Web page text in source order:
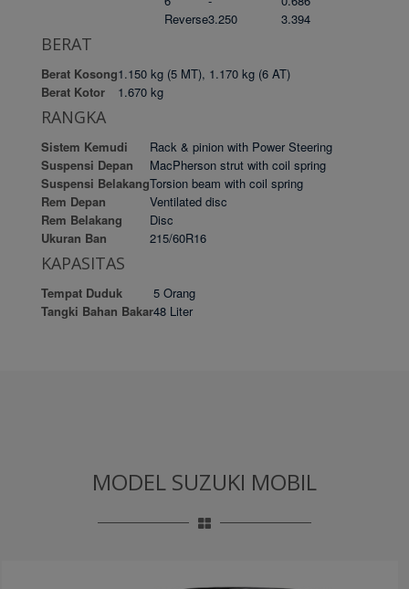
Reverse3.250 3.394
BERAT
Berat Kosong1.150 kg (5 MT), 1.170 kg (6 AT)
Berat Kotor
1.670 kg
RANGKA
Sistem Kemudi
Rack & pinion with Power Steering
Suspensi Depan
MacPherson strut with coil spring
Suspensi BelakangTorsion beam with coil spring
Rem Depan
Ventilated disc
Rem Belakang
Disc
Ukuran Ban
215/60R16
KAPASITAS
Tempat Duduk
5 Orang
Tangki Bahan Bakar48 Liter
MODEL SUZUKI MOBIL